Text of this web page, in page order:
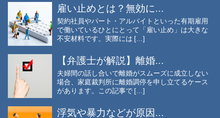
雇い止めとは？無効に...
契約社員やパート・アルバイトといった有期雇用
で働いているひとにとって「雇い止め」は大きな
不安材料です。実際には […]
【弁護士が解説】離婚...
夫婦間の話し合いで離婚がスムーズに成立しない
場合、家庭裁判所に離婚調停を申し立てるケース
があります。この記事で […]
浮気や暴力などが原因...